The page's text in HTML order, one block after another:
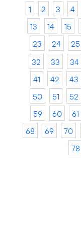
1 2 3 4
13
14 15
23
24 25
32
33 34
41
42 43
50
51 52
59
60 61
68
69 70
78